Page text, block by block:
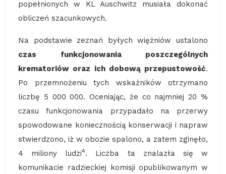
popełnionych w KL Auschwitz musiała dokonać
obliczeń szacunkowych.
Na podstawie zeznań byłych więźniów ustalono
czas funkcjonowania poszczególnych
krematoriów oraz ich dobową przepustowość.
Po przemnożeniu tych wskaźników otrzymano
liczbę 5 000 000. Oceniając, że co najmniej 20 %
czasu funkcjonowania przypadało na przerwy
spowodowane koniecznością konserwacji i napraw
stwierdzono, iż w obozie spalono, a zatem zginęło,
4 miliony ludzi4. Liczba ta znalazła się w
komunikacie radzieckiej komisji opublikowanym w